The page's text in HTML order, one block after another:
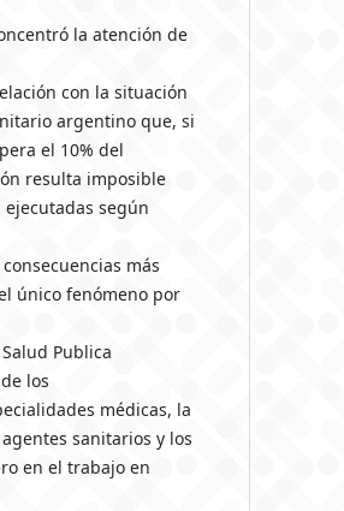
la atención de
con la situación
argentino que, si
el 10% del
resulta imposible
según
más
único fenómeno por
Publica
los
médicas, la
sanitarios y los
en el trabajo en